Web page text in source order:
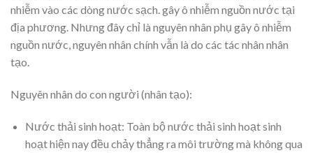
nhiễm vào các dòng nước sạch. gây ô nhiễm nguồn nước tại
địa phương. Nhưng đây chỉ là nguyên nhân phụ gây ô nhiễm
nguồn nước, nguyên nhân chính vẫn là do các tác nhân nhân
tạo.
Nguyên nhân do con người (nhân tạo):
Nước thải sinh hoạt: Toàn bộ nước thải sinh hoạt sinh
hoạt hiện nay đều chảy thẳng ra môi trường mà không qua